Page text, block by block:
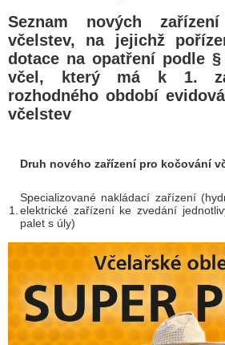
Seznam nových
včelstev, na jejichž
dotace na opatření podle
včel, který má k 1.
rozhodného období
včelstev
Druh nového zařízení pro kočování
1.
Specializované nakládací zařízení
elektrické zařízení ke zvedání
palet s úly)